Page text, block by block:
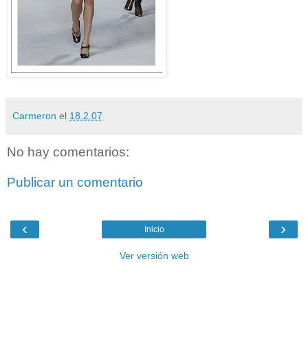
Carmeron el 18.2.07
No hay comentarios:
Publicar un comentario
‹ ›
Inicio
Ver versión web